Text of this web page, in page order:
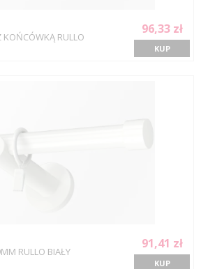
KOŃCÓWKĄ RULLO
96,33 zł
KUP
RULLO BIAŁY
91,41 zł
KUP